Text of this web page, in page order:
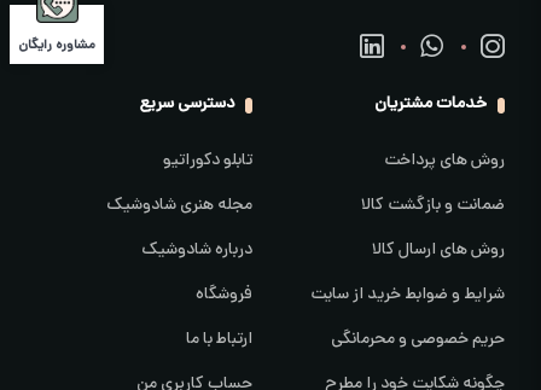
خدمات مشتریان
روش های پرداخت
ضمانت و بازگشت کالا
روش های ارسال کالا
شرایط و ضوابط خرید از سایت
حریم خصوصی و محرمانگی
چگونه شکایت خود را مطرح
دسترسی سریع
تابلو دکوراتیو
مجله هنری شادوشیک
درباره شادوشیک
فروشگاه
ارتباط با ما
حساب کاربری من
مشاوره رایگان